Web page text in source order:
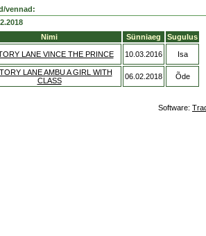
vennad:
Nimi Sünniaeg
Sugulus
LANE VINCE THE PRINCE 10.03.2016 Isa
LANE AMBU A GIRL WITH
CLASS
06.02.2018 Õde
Software: